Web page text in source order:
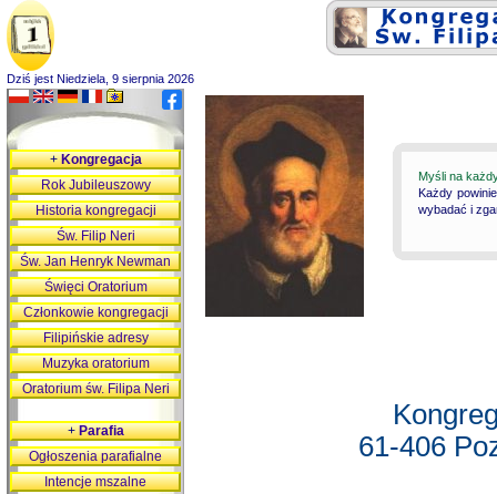
Dziś jest Niedziela, 9 sierpnia 2026
Myśli na
Każdy
wybadać i
61-406
+Kongregacja
Rok Jubileuszowy
Historia kongregacji
Św. Filip Neri
Św. Jan Henryk Newman
Święci Oratorium
Członkowie kongregacji
Filipińskie adresy
Muzyka oratorium
Oratorium św. Filipa Neri
+Parafia
Ogłoszenia parafialne
Intencje mszalne